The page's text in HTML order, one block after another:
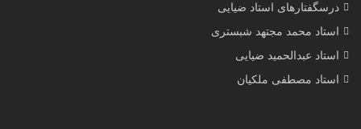
درسگفتارهای استاد ضیایی
استاد محمد مجتهد شبستری
استاد عبدالحمید ضیایی
استاد مصطفی ملکیان